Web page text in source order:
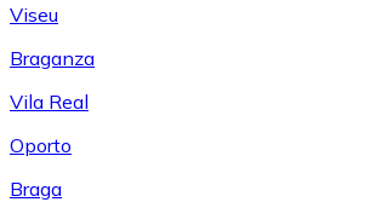
Viseu
Braganza
Vila Real
Oporto
Braga